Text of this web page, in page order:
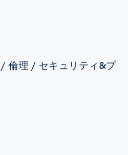
倫理 / セキュリティ&プ